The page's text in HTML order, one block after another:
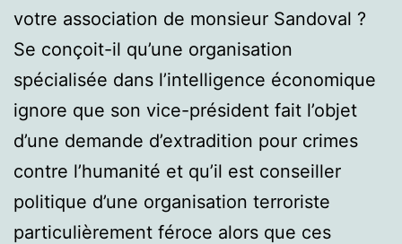
votre association de monsieur Sandoval ?
Se conçoit-il qu’une organisation
spécialisée dans l’intelligence économique
ignore que son vice-président fait l’objet
d’une demande d’extradition pour crimes
contre l’humanité et qu’il est conseiller
politique d’une organisation terroriste
particulièrement féroce alors que ces